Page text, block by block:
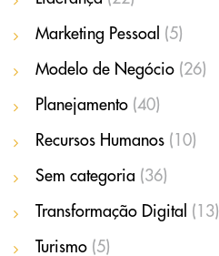
Marketing Pessoal (5)
Modelo de Negócio (26)
Planejamento (40)
Recursos Humanos (10)
Sem categoria (36)
Transformação Digital (13)
Turismo (5)